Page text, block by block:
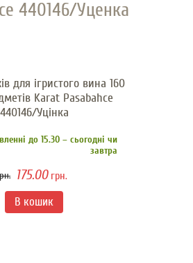
для ігристого вина 160
Karat Pasabahce
440146/Уцінка
до 15.30 – сьогодні чи
завтра
175.00грн.